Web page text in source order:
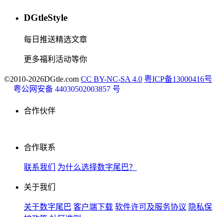
DGtleStyle
每日推送精选文章
更多福利活动等你
©2010-2026DGtle.com CC BY-NC-SA 4.0 粤ICP备13000416号
粤公网安备 44030502003857 号
合作伙伴
合作联系
联系我们 为什么选择数字尾巴？
关于我们
关于数字尾巴 客户端下载 软件许可及服务协议 隐私保